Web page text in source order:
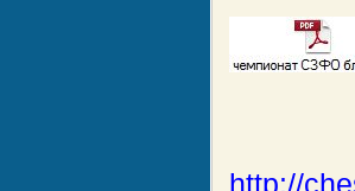
http://